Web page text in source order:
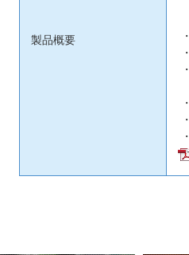
製品概要